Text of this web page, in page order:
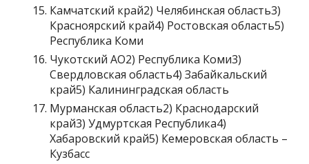
Камчатский край2) Челябинская область3)
Красноярский край4) Ростовская область5)
Республика Коми
Чукотский АО2) Республика Коми3)
Свердловская область4) Забайкальский
край5) Калининградская область
Мурманская область2) Краснодарский
край3) Удмуртская Республика4)
Хабаровский край5) Кемеровская область –
Кузбасс